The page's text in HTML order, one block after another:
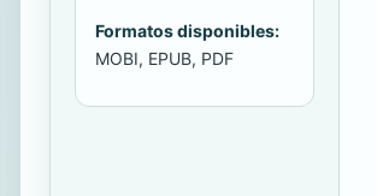
Formatos disponibles:
MOBI, EPUB, PDF